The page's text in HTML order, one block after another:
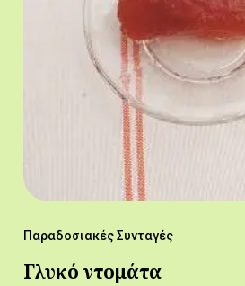
Παραδοσιακές Συνταγές
Γλυκό ντομάτα